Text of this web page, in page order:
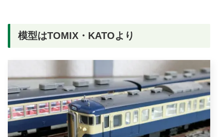
模型はTOMIX・KATOより